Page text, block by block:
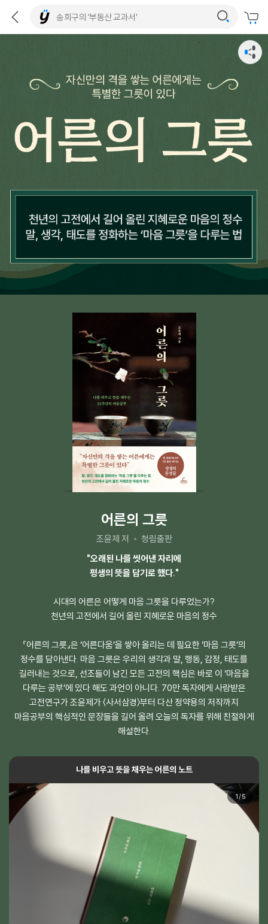
어른의 그릇
조윤제 저
청림출판
"오래된 나를 씻어낸 자리에
평생의 뜻을 담기로 했다."
시대의 어른은 어떻게 마음 그릇을 다루었는가?
천년의 고전에서 길어 올린 지혜로운 마음의 정수
『어른의 그릇』은 ‘어른다움’을 쌓아 올리는 데 필요한 ‘마음 그릇’의
정수를 담아낸다. 마음 그릇은 우리의 생각과 말, 행동, 감정, 태도를
길러내는 것으로, 선조들이 남긴 모든 고전의 핵심은 바로 이 ‘마음을
다루는 공부’에 있다 해도 과언이 아니다. 70만 독자에게 사랑받은
고전연구가 조윤제가 〈사서삼경〉부터 다산 정약용의 저작까지
마음공부의 핵심적인 문장들을 길어 올려 오늘의 독자를 위해 친절하게
해설한다.
나를 비우고 뜻을 채우는 어른의 노트
1/5